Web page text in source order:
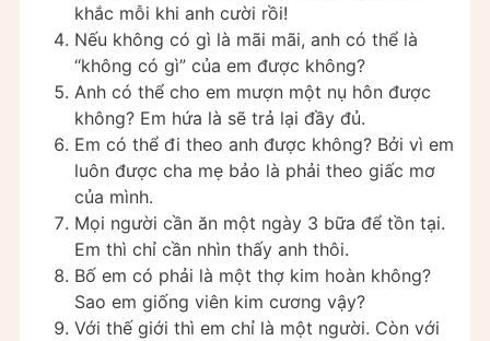
khắc mỗi khi anh cười rồi!
Nếu không có gì là mãi mãi, anh có thể là
“không có gì” của em được không?
Anh có thể cho em mượn một nụ hôn được
không? Em hứa là sẽ trả lại đầy đủ.
Em có thể đi theo anh được không? Bởi vì em
luôn được cha mẹ bảo là phải theo giấc mơ
của mình.
Mọi người cần ăn một ngày 3 bữa để tồn tại.
Em thì chỉ cần nhìn thấy anh thôi.
Bố em có phải là một thợ kim hoàn không?
Sao em giống viên kim cương vậy?
Với thế giới thì em chỉ là một người. Còn với